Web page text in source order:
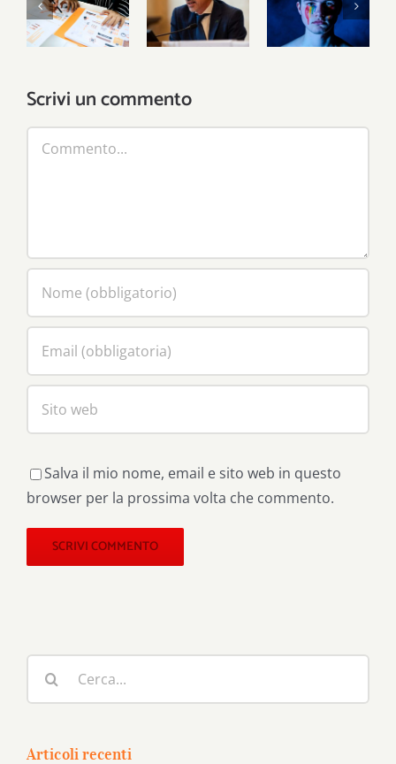
La riforma
del terzo
settore
Laburismo
cattolico
Dove è la
società
civile?
Scrivi un commento
Salva il mio nome, email e sito web in questo
browser per la prossima volta che commento.
per:
Articoli recenti